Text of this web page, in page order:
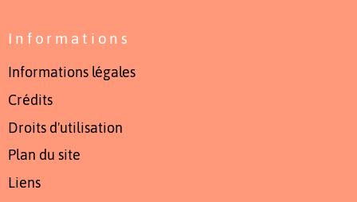
Informations
Informations légales
Crédits
Droits d'utilisation
Plan du site
Liens